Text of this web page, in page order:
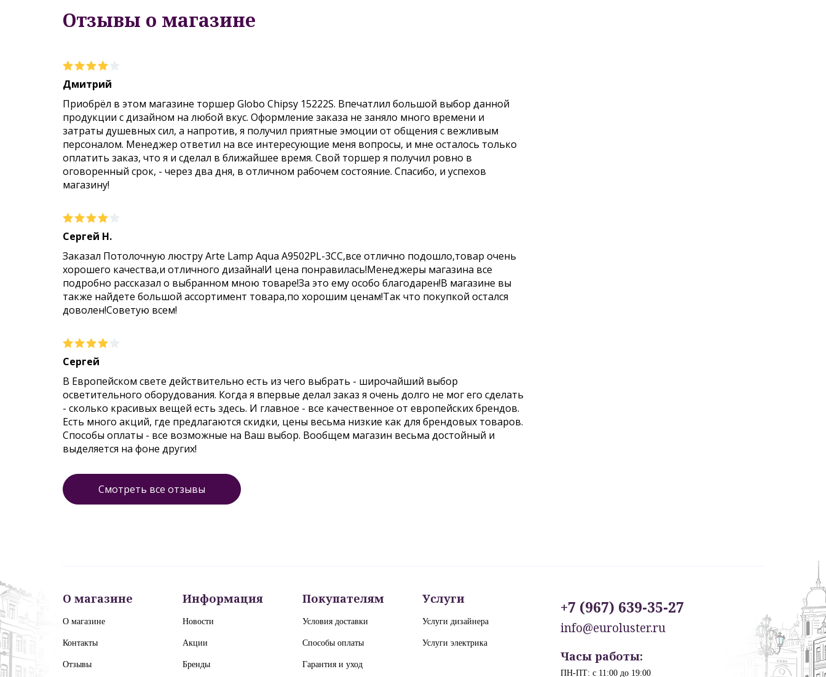
Отзывы о магазине
Дмитрий
Приобрёл в этом магазине торшер Globo Chipsy 15222S. Впечатлил большой выбор данной
продукции с дизайном на любой вкус. Оформление заказа не заняло много времени и
затраты душевных сил, а напротив, я получил приятные эмоции от общения с вежливым
персоналом. Менеджер ответил на все интересующие меня вопросы, и мне осталось только
оплатить заказ, что я и сделал в ближайшее время. Свой торшер я получил ровно в
оговоренный срок, - через два дня, в отличном рабочем состояние. Спасибо, и успехов
магазину!
Сергей Н.
Заказал Потолочную люстру Arte Lamp Aqua A9502PL-3CC,все отлично подошло,товар очень
хорошего качества,и отличного дизайна!И цена понравилась!Менеджеры магазина все
подробно рассказал о выбранном мною товаре!За это ему особо благодарен!В магазине вы
также найдете большой ассортимент товара,по хорошим ценам!Так что покупкой остался
доволен!Советую всем!
Сергей
В Европейском свете действительно есть из чего выбрать - широчайший выбор
осветительного оборудования. Когда я впервые делал заказ я очень долго не мог его сделать
- сколько красивых вещей есть здесь. И главное - все качественное от европейских брендов.
Есть много акций, где предлагаются скидки, цены весьма низкие как для брендовых товаров.
Способы оплаты - все возможные на Ваш выбор. Вообщем магазин весьма достойный и
выделяется на фоне других!
Смотреть все отзывы
О магазине
О магазине
Контакты
Отзывы
Информация
Новости
Акции
Бренды
Покупателям
Условия доставки
Способы оплаты
Гарантия и уход
Услуги
Услуги дизайнера
Услуги электрика
+7 (967) 639-35-27
info@euroluster.ru
Часы работы:
ПН-ПТ: с 11:00 до 19:00